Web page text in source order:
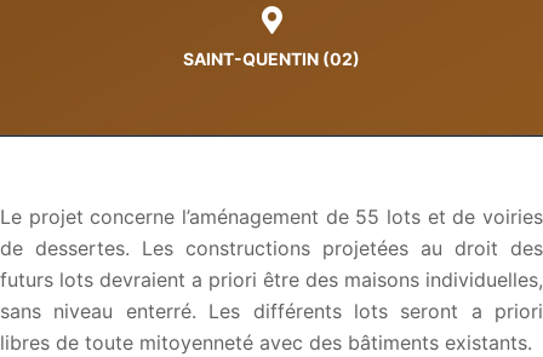
SAINT-QUENTIN (02)
Le projet concerne l’aménagement de 55 lots et de voiries
de dessertes. Les constructions projetées au droit des
futurs lots devraient a priori être des maisons individuelles,
sans niveau enterré. Les différents lots seront a priori
libres de toute mitoyenneté avec des bâtiments existants.